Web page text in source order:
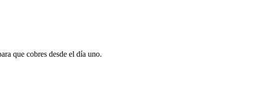
que cobres desde el día uno.